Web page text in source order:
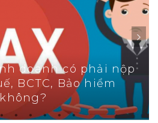
doanh có phải nộp
BCTC, Bảo hiểm
không?